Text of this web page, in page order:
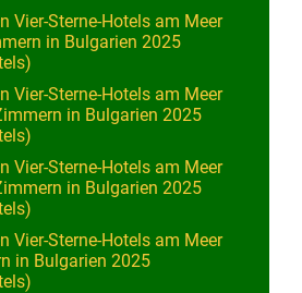
Vier-Sterne-Hotels am Meer
in Bulgarien 2025
Vier-Sterne-Hotels am Meer
in Bulgarien 2025
Vier-Sterne-Hotels am Meer
in Bulgarien 2025
Vier-Sterne-Hotels am Meer
in Bulgarien 2025